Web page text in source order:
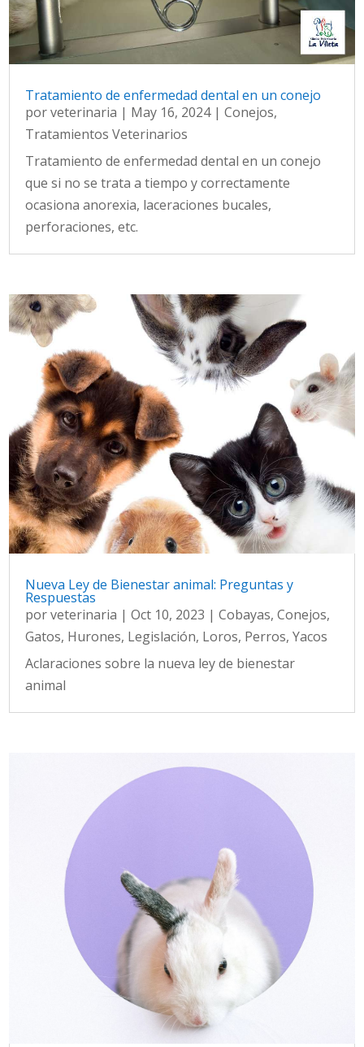
Tratamiento de enfermedad dental en un conejo
porveterinaria | May 16, 2024|Conejos,
Tratamientos Veterinarios
Tratamiento de enfermedad dental en un conejo
que si no se trata a tiempo y correctamente
ocasiona anorexia, laceraciones bucales,
perforaciones, etc.
Nueva Ley de Bienestar animal: Preguntas y
Respuestas
porveterinaria |Oct 10, 2023 |Cobayas,Conejos,
Gatos, Hurones, Legislación, Loros, Perros,Yacos
Aclaraciones sobre la nueva ley de bienestar
animal